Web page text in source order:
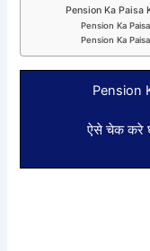
Pension Ka Paisa
Pension Ka
Pension Ka
Pension
ऐसे चेक करे